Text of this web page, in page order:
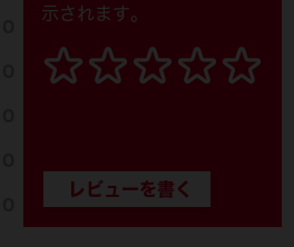
示されます。